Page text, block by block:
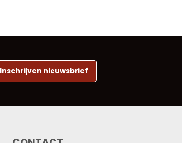
Inschrijven nieuwsbrief